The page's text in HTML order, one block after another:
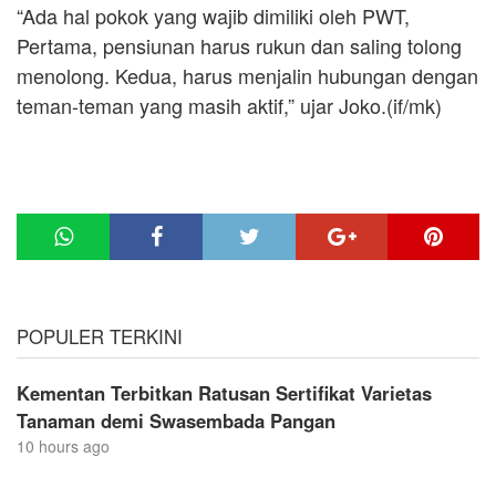
“Ada hal pokok yang wajib dimiliki oleh PWT,
Pertama, pensiunan harus rukun dan saling tolong
menolong. Kedua, harus menjalin hubungan dengan
teman-teman yang masih aktif,” ujar Joko.(if/mk)
POPULER TERKINI
Kementan Terbitkan Ratusan Sertifikat Varietas
Tanaman demi Swasembada Pangan
10 hours ago